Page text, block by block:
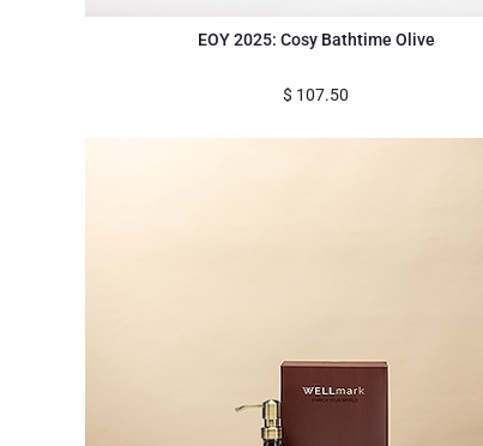
EOY 2025: Cosy Bathtime Olive
$ 107.50